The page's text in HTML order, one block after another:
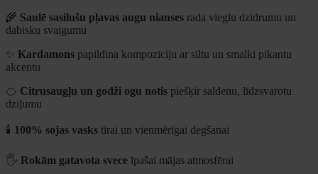
🌾 Saulē sasilušu pļavas augu nianses rada vieglu dzidrumu un
dabisku svaigumu
✨ Kardamons papildina kompozīciju ar siltu un smalki pikantu
akcentu
🍊 Citrusaugļu un godži ogu notis piešķir saldenu, līdzsvarotu
dziļumu
🕯️ 100% sojas vasks tīrai un vienmērīgai degšanai
🖐️ Rokām gatavota svece īpašai mājas atmosfērai